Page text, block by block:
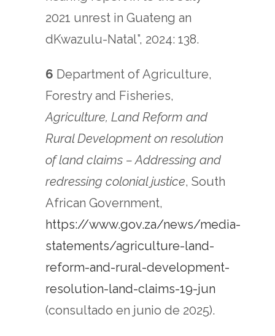
2021 unrest in Guateng an
dKwazulu-Natal”, 2024: 138.
6 Department of Agriculture,
Forestry and Fisheries,
Agriculture, Land Reform and
Rural Development on resolution
of land claims – Addressing and
redressing colonial justice, South
African Government,
https://www.gov.za/news/media-
statements/agriculture-land-
reform-and-rural-development-
resolution-land-claims-19-jun
(consultado en junio de 2025).